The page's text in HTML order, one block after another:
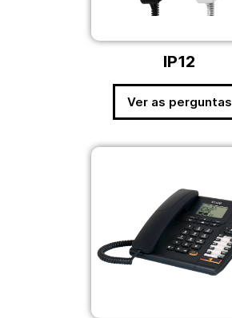
IP12
Ver as perguntas